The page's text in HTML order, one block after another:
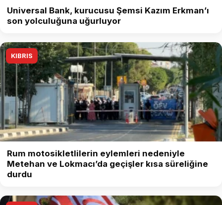
Universal Bank, kurucusu Şemsi Kazım Erkman’ı
son yolculuğuna uğurluyor
KIBRIS
Rum motosikletlilerin eylemleri nedeniyle
Metehan ve Lokmacı’da geçişler kısa süreliğine
durdu